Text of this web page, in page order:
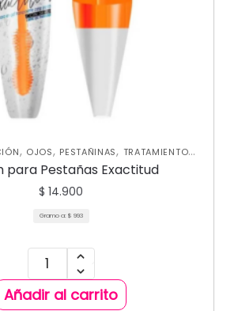
, OJOS, PESTAÑINAS, TRATAMIENTOS
DE CEJAS Y PESTAÑAS
para Pestañas Exactitud
$ 14.900
Gramo a: $ 993
Añadir al carrito